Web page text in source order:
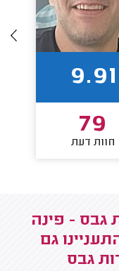
9.91
79
חוות דעת
גבס - פינה
גם
גבס